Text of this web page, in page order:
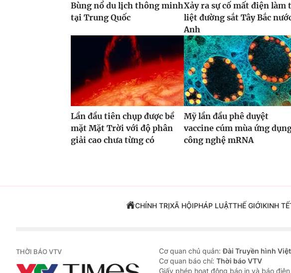
Bùng nổ du lịch thông minh
tại Trung Quốc
Xảy ra sự cố mất điện làm
liệt đường sắt Tây Bắc
Anh
Lần đầu tiên chụp được bề
mặt Mặt Trời với độ phân
giải cao chưa từng có
Mỹ lần đầu phê duyệt
vaccine cúm mùa ứng
công nghệ mRNA
CHÍNH TRỊXÃ HỘIPHÁP LUẬTTHẾ GIỚIKINH TẾ
THỜI BÁO VTV Cơ quan chủ quản:Đài Truyền hình
Cơ quan báo chí: Thời báo VTV
Giấy phép hoạt động báo in và báo